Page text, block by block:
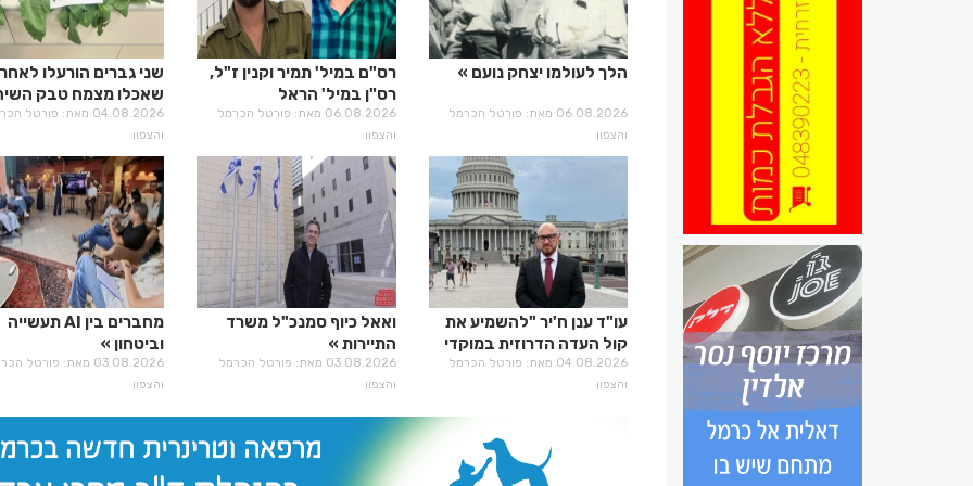
הלך לעולמו יצחק נועם
06.08.2026 מאת: פורטל הכרמל
והצפון
רס"ם במיל' תמיר וקנין ז"ל,
רס"ן במיל' הראל
בירנשטוק ז"ל06.08.2026 מאת: פורטל הכרמל
והצפון
שני גברים הורעלו לאחר
שאכלו מצמח טבק
04.08.2026 מאת: פורטל
והצפון
עו"ד ענן ח'יר "להשמיע את
קול העדה הדרוזית במוקדי
קבלת ההחלטות"04.08.2026 מאת: פורטל הכרמל
והצפון
ואאל כיוף סמנכ"ל משרד
התיירות
03.08.2026 מאת: פורטל הכרמל
והצפון
מחברים בין AI תעשייה
וביטחון
03.08.2026 מאת: פורטל
והצפון